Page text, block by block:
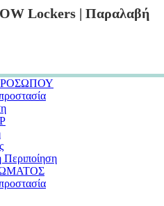
Lockers | Παραλαβή
Περιποίηση